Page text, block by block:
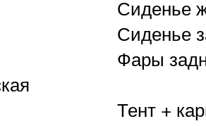
Сиденье
Сиденье
Фары
Тент +